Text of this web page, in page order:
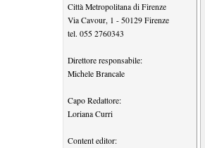
Città Metropolitana di Firenze
Via Cavour, 1 - 50129 Firenze
tel. 055 2760343
Direttore responsabile:
Michele Brancale
Capo Redattore:
Loriana Curri
Content editor: